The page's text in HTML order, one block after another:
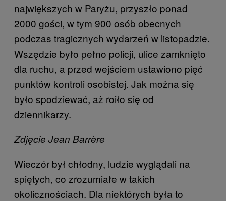
największych w Paryżu, przyszło ponad
2000 gości, w tym 900 osób obecnych
podczas tragicznych wydarzeń w listopadzie.
Wszędzie było pełno policji, ulice zamknięto
dla ruchu, a przed wejściem ustawiono pięć
punktów kontroli osobistej. Jak można się
było spodziewać, aż roiło się od
dziennikarzy.
Zdjęcie Jean Barrère
Wieczór był chłodny, ludzie wyglądali na
spiętych, co zrozumiałe w takich
okolicznościach. Dla niektórych była to